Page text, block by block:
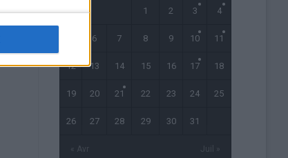
« Avr Juil »
1 2 3 4
6 7 8 9 10 11
12 13 14 15 16 17 18
19 20 21 22 23 24 25
26 27 28 29 30 31